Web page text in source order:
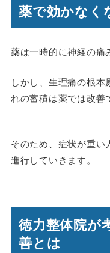
薬で効かなく
薬は一時的に神経の痛
しかし、生理痛の根
れの蓄積は薬では改善
そのため、症状が重い
進行していきます。
徳力整体院が
善とは